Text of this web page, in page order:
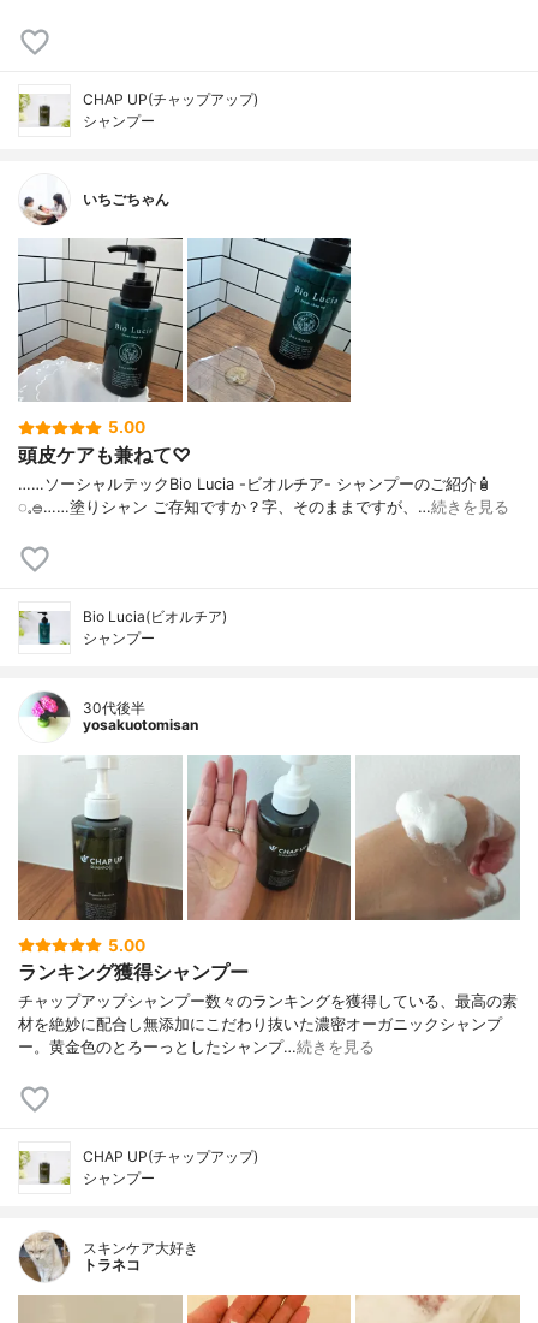
CHAP UP(チャップアップ)
シャンプー
いちごちゃん
5.00
頭皮ケアも兼ねて♡
……⁡⁡⁡ソーシャルテックBio Lucia -ビオルチア- シャンプー⁡のご紹介🧴‎
◌𓈒𓐍⁡……⁡⁡⁡⁡塗りシャン ご存知ですか？⁡⁡⁡⁡字、そのままですが、…続きを見る
Bio Lucia(ビオルチア)
シャンプー
30代後半
yosakuotomisan
5.00
ランキング獲得シャンプー
チャップアップシャンプー数々のランキングを獲得している、最高の素
材を絶妙に配合し無添加にこだわり抜いた濃密オーガニックシャンプ
ー。黄金色のとろーっとしたシャンプ…続きを見る
CHAP UP(チャップアップ)
シャンプー
スキンケア大好き
トラネコ